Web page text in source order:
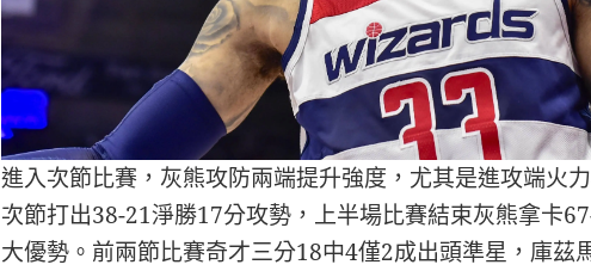
進入次節比賽，灰熊攻防兩端提升強度，尤其是進攻端火
次節​​打出38-21淨勝17分攻勢，上半場比賽結束灰熊拿卡
大優勢。前兩節比賽奇才三分18中4僅2成出頭準星，庫茲